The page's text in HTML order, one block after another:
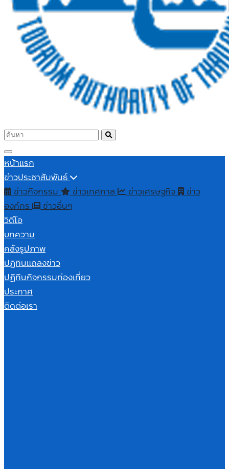
หน้าแรก
ข่าวประชาสัมพันธ์
ข่าวกิจกรรม
ข่าวเทศกาล ข่าวเศรษฐกิจ ข่าว
องค์กร
ข่าวอื่นๆ
วิดีโอ
บทความ
คลังรูปภาพ
ปฏิทินแถลงข่าว
ปฏิทินกิจกรรมท่องเที่ยว
ประกาศ
ติดต่อเรา